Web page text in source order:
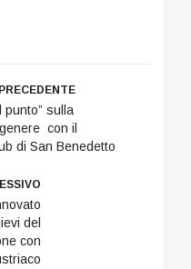
punto” sulla
con il
di San Benedetto
del
con